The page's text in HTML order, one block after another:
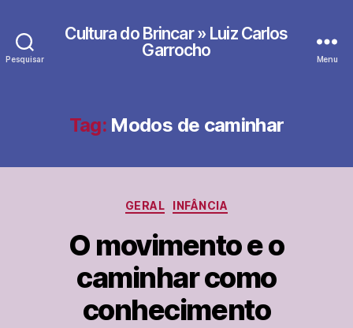
Pesquisar
Cultura do Brincar » Luiz Carlos
Garrocho
Menu
Tag: Modos de caminhar
Categorias
GERAL INFÂNCIA
O movimento e o
caminhar como
conhecimento